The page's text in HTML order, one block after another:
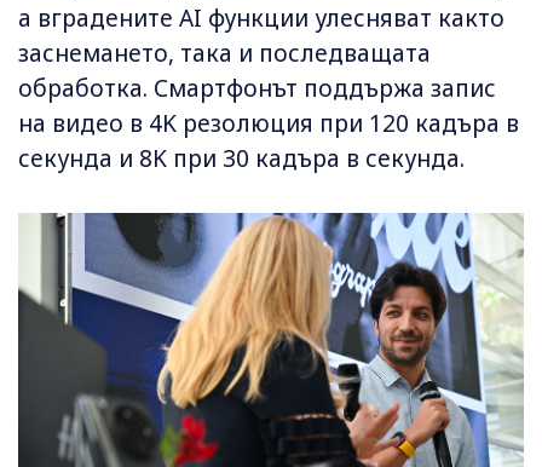
а вградените AI функции улесняват както
заснемането, така и последващата
обработка. Смартфонът поддържа запис
на видео в 4K резолюция при 120 кадъра в
секунда и 8K при 30 кадъра в секунда.